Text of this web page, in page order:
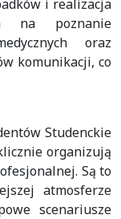
i realizacja
na poznanie
oraz
komunikacji, co
Studenckie
organizują
Są to
atmosferze
scenariusze